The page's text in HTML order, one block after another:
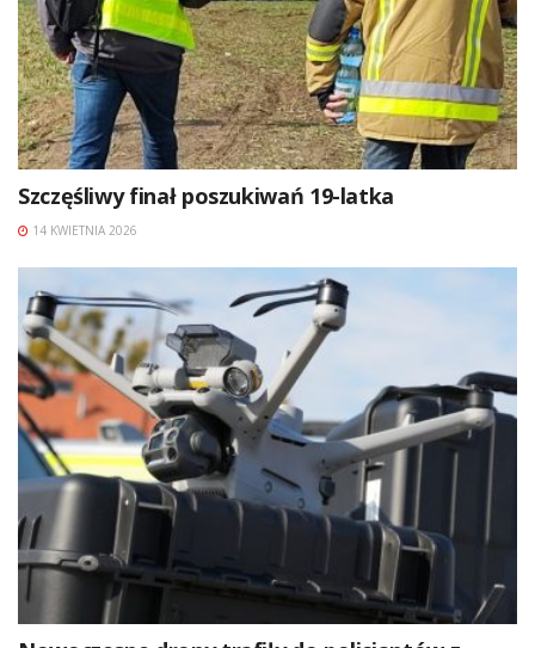
Szczęśliwy finał poszukiwań 19-latka
14 KWIETNIA 2026